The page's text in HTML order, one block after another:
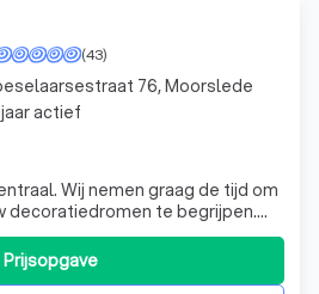
(43)
Wij nemen graag de tijd om
decoratiedromen te begrijpen.
klaar om u te inspireren en te
gebied van stijl als techniek. Wij
geheel te creëren dat
Prijsopgave
76, Moorslede
jaar actief